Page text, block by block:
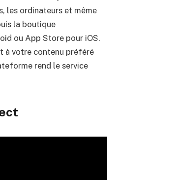
les ordinateurs et même
la boutique
ou App Store pour iOS.
à votre contenu préféré
rend le service